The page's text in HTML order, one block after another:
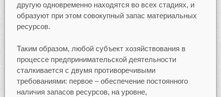
другую одновременно находятся во всех стадиях, и
образуют при этом совокупный запас материальных
ресурсов.
Таким образом, любой субъект хозяйствования в
процессе предпринимательской деятельности
сталкивается с двумя противоречивыми
требованиями: первое – обеспечение постоянного
наличия запасов ресурсов, на уровне,